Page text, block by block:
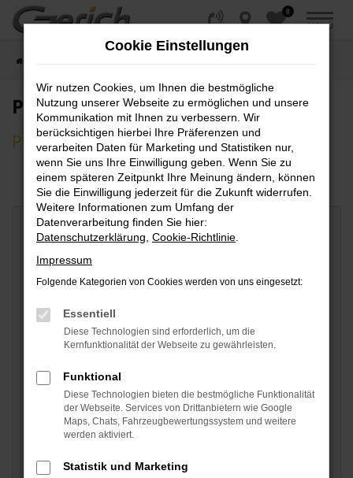
Zum
0
MENÜ
Probefahrtsanfrage
Probefahrtsanfrage
Gesuchtes Fahrzeug
Marke
Modell
Kategorie *
Cookie Einstellungen
Wir nutzen Cookies, um Ihnen die bestmögliche
Nutzung unserer Webseite zu ermöglichen und unsere
Kommunikation mit Ihnen zu verbessern. Wir
berücksichtigen hierbei Ihre Präferenzen und
verarbeiten Daten für Marketing und Statistiken nur,
wenn Sie uns Ihre Einwilligung geben. Wenn Sie zu
einem späteren Zeitpunkt Ihre Meinung ändern, können
Sie die Einwilligung jederzeit für die Zukunft widerrufen.
Weitere Informationen zum Umfang der
Datenverarbeitung finden Sie hier:
Datenschutzerklärung Cookie-Richtlinie
Impressum
Folgende Kategorien von Cookies werden von uns eingesetzt:
Essentiell
Diese Technologien sind erforderlich, um die
Kernfunktionalität der Webseite zu gewährleisten.
Funktional
Diese Technologien bieten die bestmögliche Funktionalität
der Webseite. Services von Drittanbietern wie Google
Maps, Chats, Fahrzeugbewertungssystem und weitere
werden aktiviert.
Statistik und Marketing